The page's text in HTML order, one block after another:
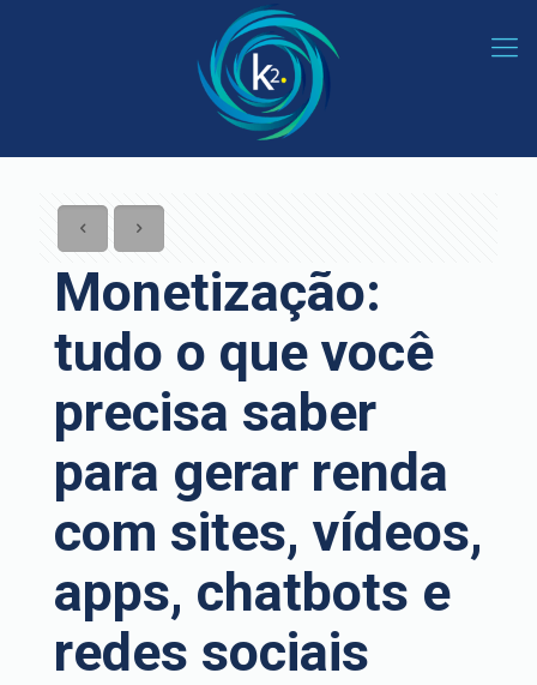
Monetização:
tudo o que você
precisa saber
para gerar renda
com sites, vídeos,
apps, chatbots e
redes sociais